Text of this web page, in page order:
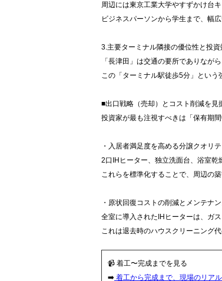
周辺には東京工業大学やすずかけ台
ビジネスパーソンから学生まで、幅
3.主要ターミナル隣接の優位性と投
「長津田」は交通の要所でありなが
この「ターミナル駅徒歩5分」という
■出口戦略（売却）とコスト削減を見
投資家が最も注視すべきは「保有期
・入居者満足度を高める分譲クオリ
2口IHヒーター、独立洗面台、浴室乾
これらを標準化することで、周辺の
・原状回復コストの削減とメンテナ
全室に導入されたIHヒーターは、ガ
これは退去時のハウスクリーニング
📹 着工〜完成までを見る
➡️ 着工から完成まで、現場のリア